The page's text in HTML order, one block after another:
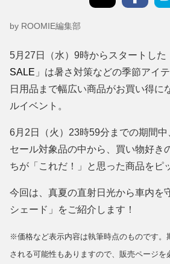
by ROOMIE編集部
5月27日（水）9時からスタートした
SALE 」は暑さ対策などの季節アイ
日用品まで幅広い商品がお買い得に
ルイベント。
6月2日（火）23時59分までの期間
セール対象品の中から、買い物好き
ちが「これだ！」と思った商品をピ
今回は、真夏の直射日光から車内を
シェード」をご紹介します！
※価格など表示内容は執筆時点のものです。
される可能性もありますので、販売ページを